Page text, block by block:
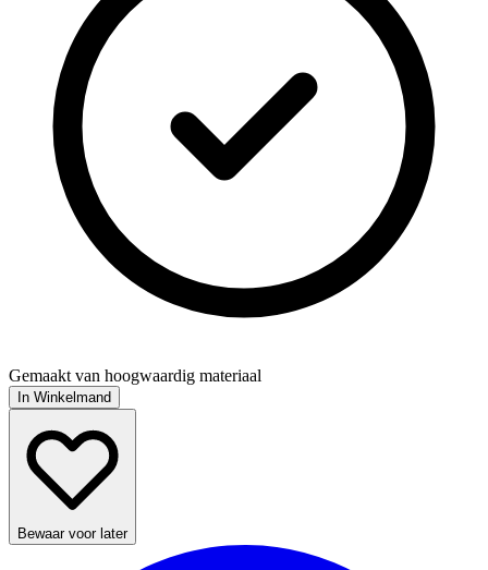
Gemaakt van hoogwaardig materiaal
In Winkelmand
Bewaar voor later